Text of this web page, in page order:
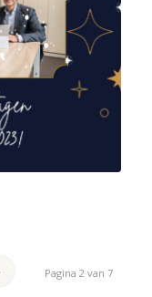
Pagina 2 van 7